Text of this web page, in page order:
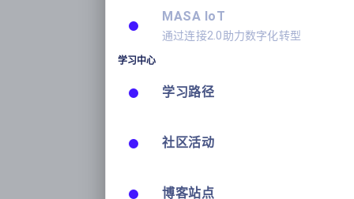
MASA IoT
通过连接2.0助力数字化转型
学习中心
学习路径
社区活动
博客站点